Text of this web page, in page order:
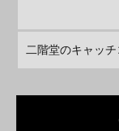
二階堂のキャッチ